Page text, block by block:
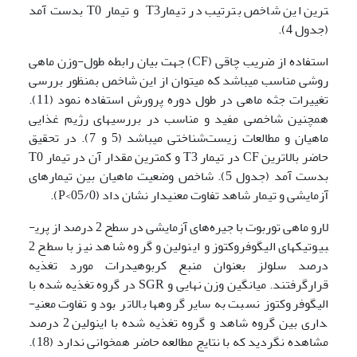
ترین این شاخص بترتیب در تیمارT3 و تیمار T0 بدست آمد
(جدول 4).
استفاده از ضریب چاقی (CF) جهت بیان رابطه طول-وزن ماهی
روشی مناسب می­باشد که می­توان از این شاخص بمنظور بررسی
تغییرات جثه ماهی در طول دوره پرورش استفاده نمود (11).
همچنین شاخصی مفید و مناسب در بررسی­های رژیم غذایی
ماهیان و مطالعات زیست‌شناختی می­باشد (5 و 7). در تحقیق
حاضر بالاترین CF در تیمار T3 و کمترین مقدار آن در تیمار T0
بدست آمد (جدول 5). شاخص وضعیت ماهیان بین تیمارهای
آزمایشی و تیمار شاهد تفاوت معنی­دار نشان داد (05/0>P).
لارو ماهی توربوت با جیره‌های آزمایشی در سطح 2 درصد از پری­
بیوتیک­های الیگوفروکتوز و اینولین و گروه شاهد نیز با سطح 2
درصد سلولز بعنوان منبع کربوهیدرات مورد تغذیه
قرارگرفتند. میانگین وزن نهایی و SGR در گروه تغذیه شده با
الیگوفروکتوز نسبت به سایر گروه­ها بالاتر بود و تفاوت معنی­
داری بین گروه شاهد و گروه تغذیه شده با اینولین 2 درصد
مشاهده نگردید که با نتایج مطالعه حاضر همخوانی ندارد (18).